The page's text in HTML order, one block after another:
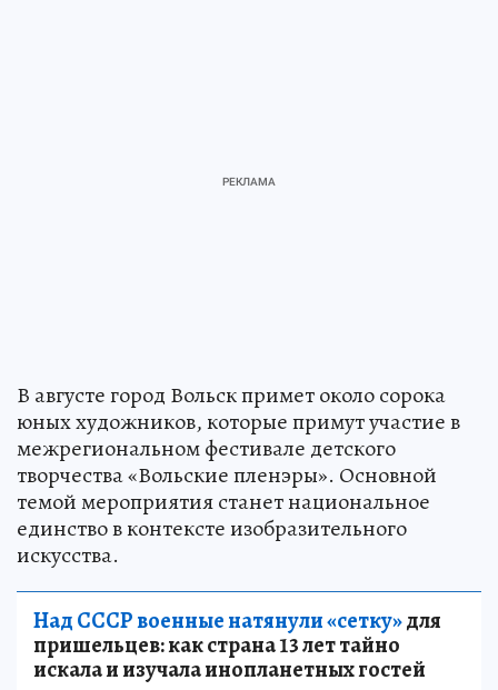
В августе город Вольск примет около сорока
юных художников, которые примут участие в
межрегиональном фестивале детского
творчества «Вольские пленэры». Основной
темой мероприятия станет национальное
единство в контексте изобразительного
искусства.
Над СССР военные натянули «сетку»для
пришельцев: как страна 13 лет тайно
искала и изучала инопланетных гостей